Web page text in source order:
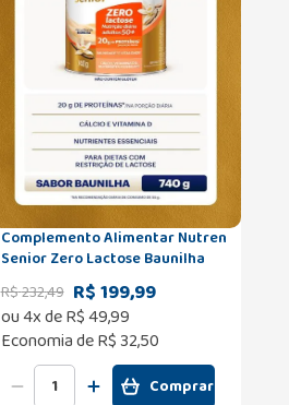
Complemento Alimentar Nutren
Senior Zero Lactose Baunilha
740g
R$232,49 R$ 199,99
ou4x deR$49,99
Economia deR$ 32,50
Comprar